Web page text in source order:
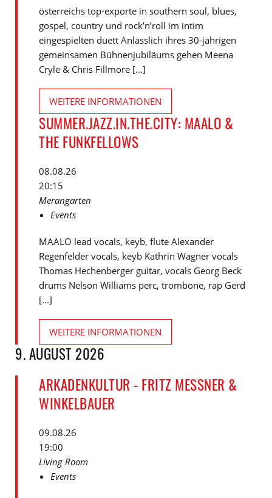
österreichs top-exporte in southern soul, blues,
gospel, country und rock’n’roll im intim
eingespielten duett Anlässlich ihres 30-jährigen
gemeinsamen Bühnenjubiläums gehen Meena
Cryle & Chris Fillmore [...]
WEITERE INFORMATIONEN
SUMMER.JAZZ.IN.THE.CITY: MAALO &
THE FUNKFELLOWS
08.08.26
20:15
Merangarten
Events
MAALO lead vocals, keyb, flute Alexander
Regenfelder vocals, keyb Kathrin Wagner vocals
Thomas Hechenberger guitar, vocals Georg Beck
drums Nelson Williams perc, trombone, rap Gerd
[...]
WEITERE INFORMATIONEN
9. AUGUST 2026
ARKADENKULTUR - FRITZ MESSNER &
WINKELBAUER
09.08.26
19:00
Living Room
Events